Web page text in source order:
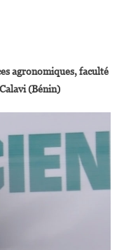
agronomiques, faculté
(Bénin)